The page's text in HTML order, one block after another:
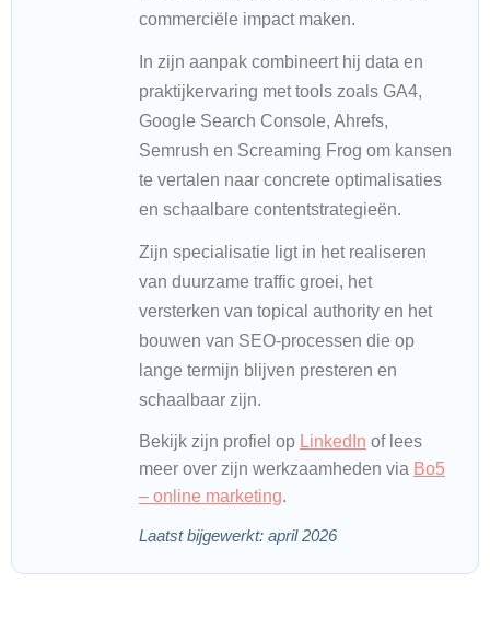
commerciële impact maken.
In zijn aanpak combineert hij data en
praktijkervaring met tools zoals GA4,
Google Search Console, Ahrefs,
Semrush en Screaming Frog om kansen
te vertalen naar concrete optimalisaties
en schaalbare contentstrategieën.
Zijn specialisatie ligt in het realiseren
van duurzame traffic groei, het
versterken van topical authority en het
bouwen van SEO-processen die op
lange termijn blijven presteren en
schaalbaar zijn.
Bekijk zijn profiel op LinkedIn of lees
meer over zijn werkzaamheden via Bo5
– online marketing.
Laatst bijgewerkt: april 2026